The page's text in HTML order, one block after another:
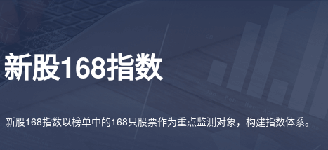
新股168指数
股168指数以榜单中的168只股票作为重点监测对象，构建指数体系。